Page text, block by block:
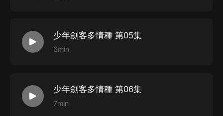
少年劍客多情種 第05集
6min
少年劍客多情種 第06集
7min